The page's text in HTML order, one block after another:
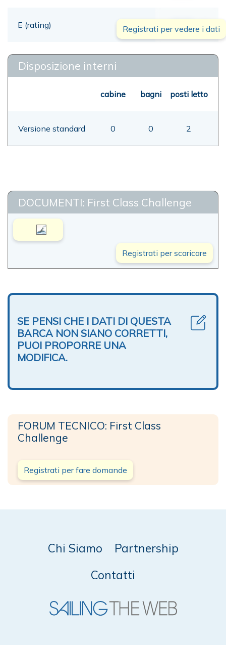
E (rating) 00,00 mt
Registrati per vedere i dati
Disposizione interni
cabine bagni posti letto
Versione standard 0 0 2
DOCUMENTI: First Class Challenge
Registrati per scaricare
SE PENSI CHE I DATI DI QUESTA
BARCA NON SIANO CORRETTI,
PUOI PROPORRE UNA
MODIFICA.
FORUM TECNICO: First Class
Challenge
Registrati per fare domande
Chi Siamo
Partnership
Contatti